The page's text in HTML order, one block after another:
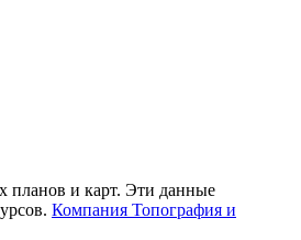
планов и карт. Эти данные
Компания Топография и